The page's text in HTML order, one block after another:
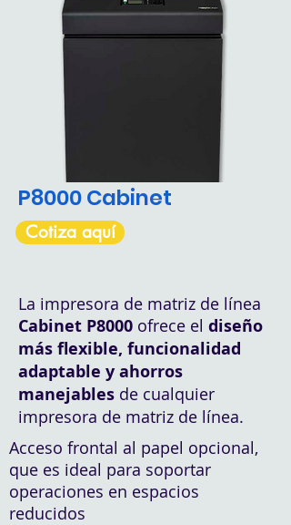
P8000 Cabinet
Cotiza aquí
La impresora de matriz de línea
Cabinet P8000 ofrece el diseño
más flexible, funcionalidad
adaptable y ahorros
manejables de cualquier
impresora de matriz de línea.
Acceso frontal al papel opcional,
que es ideal para soportar
operaciones en espacios
reducidos